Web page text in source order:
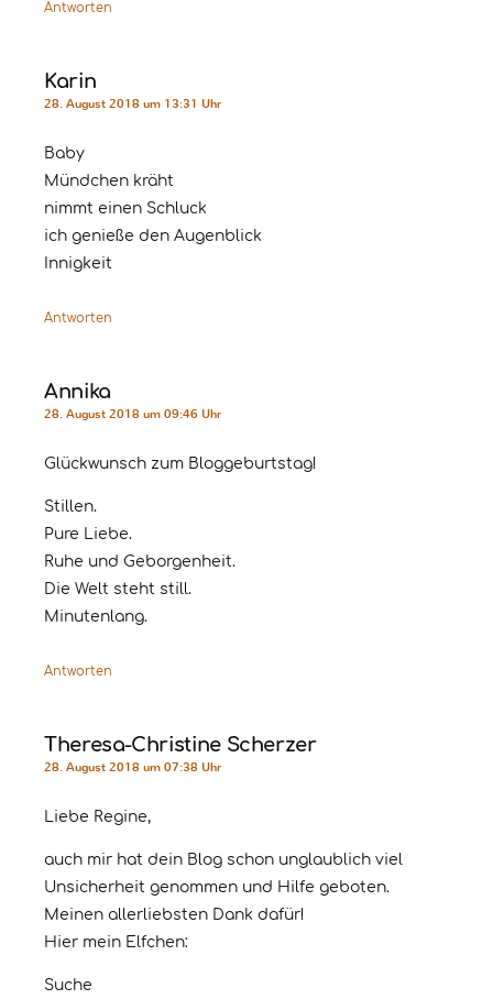
Antworten
Karin
28. August 2018 um 13:31 Uhr
Baby
Mündchen kräht
nimmt einen Schluck
ich genieße den Augenblick
Innigkeit
Antworten
Annika
28. August 2018 um 09:46 Uhr
Glückwunsch zum Bloggeburtstag!
Stillen.
Pure Liebe.
Ruhe und Geborgenheit.
Die Welt steht still.
Minutenlang.
Antworten
Theresa-Christine Scherzer
28. August 2018 um 07:38 Uhr
Liebe Regine,
auch mir hat dein Blog schon unglaublich viel
Unsicherheit genommen und Hilfe geboten.
Meinen allerliebsten Dank dafür!
Hier mein Elfchen:
Suche